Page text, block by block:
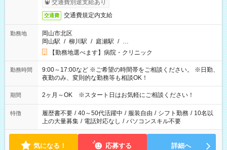
交通費別途支給あり
交通費 交通費規定内支給
勤務地
岡山市北区
岡山駅 / 柳川駅 / 庭瀬駅 / …
【勤務地選べます】病院・クリニック
勤務時間
9:00～17:00など ※ご希望の時間帯をご相談ください。 ※日勤、
夜勤のみ、変則的な勤務等も相談OK！
期間 2ヶ月～OK ※スタート日はお気軽にご相談ください！
特徴 履歴書不要 / 40～50代活躍中 / 服装自由 / シフト勤務 / 10名以
上の大量募集 / 電話対応なし / パソコンスキル不要
気になる！ 応募する 詳細へ